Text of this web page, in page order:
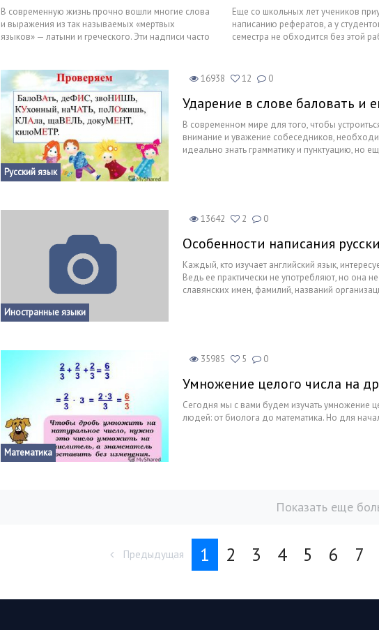
В современную жизнь прочно вошли многие слова
и выражения из так называемых «мертвых
языков» — латыни и греческого. Эти надписи часто
того, чтобы узнать значение и происхождение
наиболее распространенных латинских и
греческих фраз, можно заглянуть в словарь
иностранных слов, а также изучить авторитетные
интернет-источники.
Еще со школьных лет учеников
написанию рефератов, а у
семестра не обходится без этой
студенты выполняют массу
среди которых реферат можно
сложной.
Русский язык
16938 12 0
Ударение в слове баловать и
В современном мире для того, чтобы
внимание и уважение собеседников,
идеально знать грамматику и пунктуацию, но
Иностранные языки
13642 2 0
Особенности написания
Каждый, кто изучает английский язык,
Ведь ее практически не употребляют, но она
славянских имен, фамилий, названий
Математика
35985 5 0
Умножение целого числа на
Сегодня мы с вами будем изучать умножение
людей: от биолога до математика. Но для
Показать еще
Предыдущая 1 2 3 4 5 6 7